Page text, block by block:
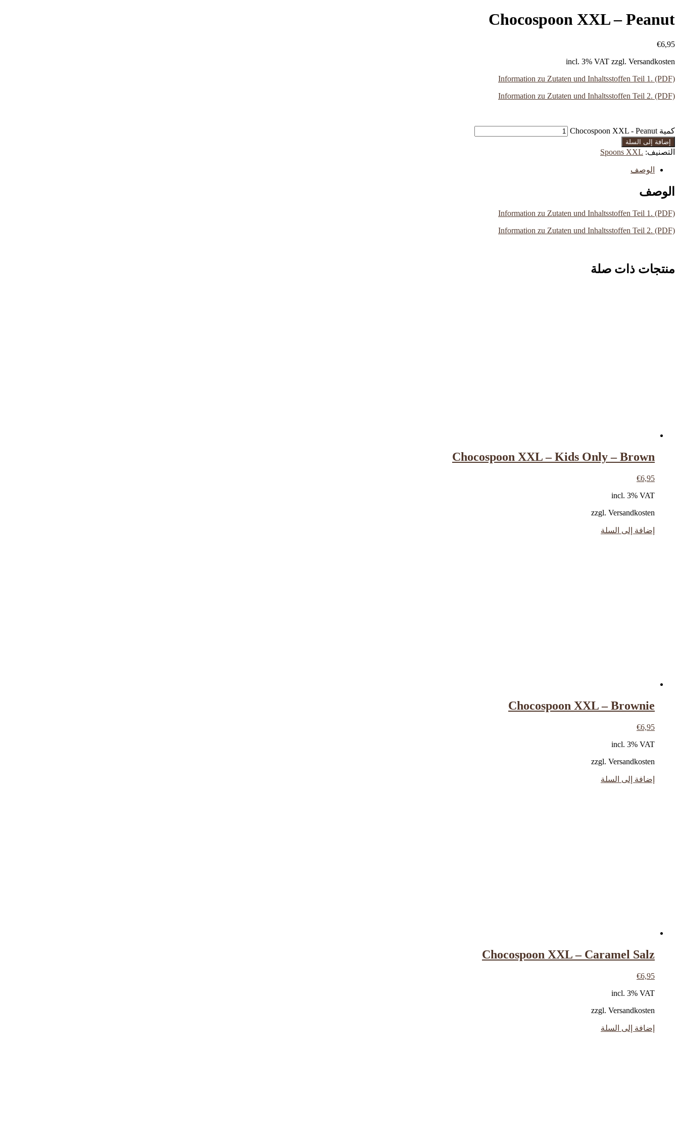
Chocospoon XXL – Peanut
€6,95
incl. 3% VAT zzgl. Versandkosten
Information zu Zutaten und Inhaltsstoffen Teil 1. (PDF)
Information zu Zutaten und Inhaltsstoffen Teil 2. (PDF)
كمية Chocospoon XXL - Peanut
إضافة إلى السلة
التصنيف: Spoons XXL
الوصف
الوصف
Information zu Zutaten und Inhaltsstoffen Teil 1. (PDF)
Information zu Zutaten und Inhaltsstoffen Teil 2. (PDF)
منتجات ذات صلة
Chocospoon XXL – Kids Only – Brown
€6,95
incl. 3% VAT
zzgl. Versandkosten
إضافة إلى السلة
Chocospoon XXL – Brownie
€6,95
incl. 3% VAT
zzgl. Versandkosten
إضافة إلى السلة
Chocospoon XXL – Caramel Salz
€6,95
incl. 3% VAT
zzgl. Versandkosten
إضافة إلى السلة